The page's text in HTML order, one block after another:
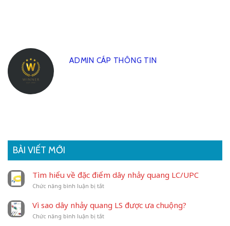
ADMIN CÁP THÔNG TIN
BÀI VIẾT MỚI
Tìm hiểu về đặc điểm dây nhảy quang LC/UPC
Chức năng bình luận bị tắtở
về
đặc
Vì sao dây nhảy quang LS được ưa chuộng?
Chức năng bình luận bị tắtở